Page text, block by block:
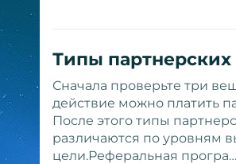
Типы
Сначала проверьте три
действие можно платить
После этого типы
различаются по уровням
цели.Реферальная програ…